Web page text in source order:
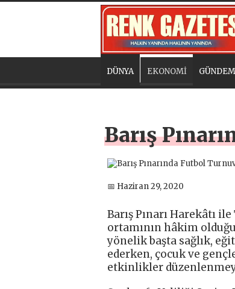
DÜNYA EKONOMİ GÜNDEM
Barış
📅 Haziran 29, 2020
Barış Pınarı Harekâtı
ortamının hâkim
yönelik başta sağlık,
ederken, çocuk ve
etkinlikler